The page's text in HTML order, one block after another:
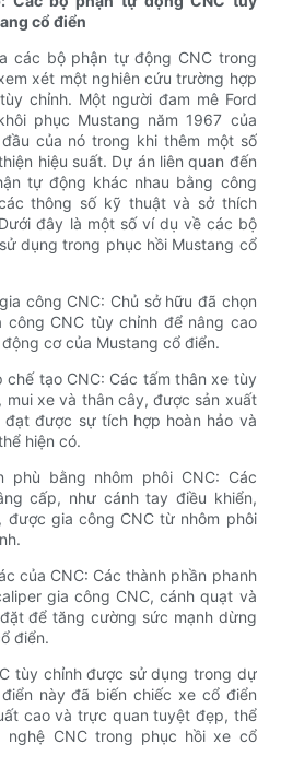
cổ điển
các bộ phận tự động CNC trong
xét một nghiên cứu trường hợp
chỉnh. Một người đam mê Ford
phục Mustang năm 1967 của
của nó trong khi thêm một số
hiệu suất. Dự án liên quan đến
tự động khác nhau bằng công
thông số kỹ thuật và sở thích
đây là một số ví dụ về các bộ
dụng trong phục hồi Mustang cổ
công CNC: Chủ sở hữu đã chọn
công CNC tùy chỉnh để nâng cao
cơ của Mustang cổ điển.
tạo CNC: Các tấm thân xe tùy
mui xe và thân cây, được sản xuất
được sự tích hợp hoàn hảo và
hiện có.
phù bằng nhôm phôi CNC: Các
cấp, như cánh tay điều khiển,
được gia công CNC từ nhôm phôi
của CNC: Các thành phần phanh
gia công CNC, cánh quạt và
để tăng cường sức mạnh dừng
điển.
tùy chỉnh được sử dụng trong dự
này đã biến chiếc xe cổ điển
cao và trực quan tuyệt đẹp, thể
nghệ CNC trong phục hồi xe cổ